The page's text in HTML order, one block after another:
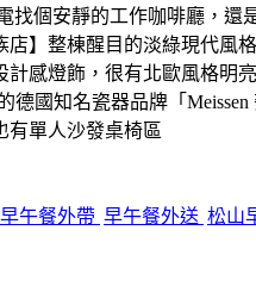
個安靜的工作咖啡廳，還
】整棟醒目的淡綠現代風
感燈飾，很有北歐風格明
國知名瓷器品牌「Meissen
有單人沙發桌椅區
早午餐外帶 早午餐外送 松山